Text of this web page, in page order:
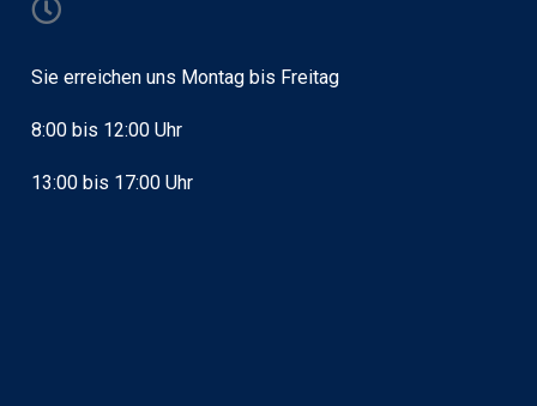
Sie erreichen uns Montag bis Freitag
8:00 bis 12:00 Uhr
13:00 bis 17:00 Uhr